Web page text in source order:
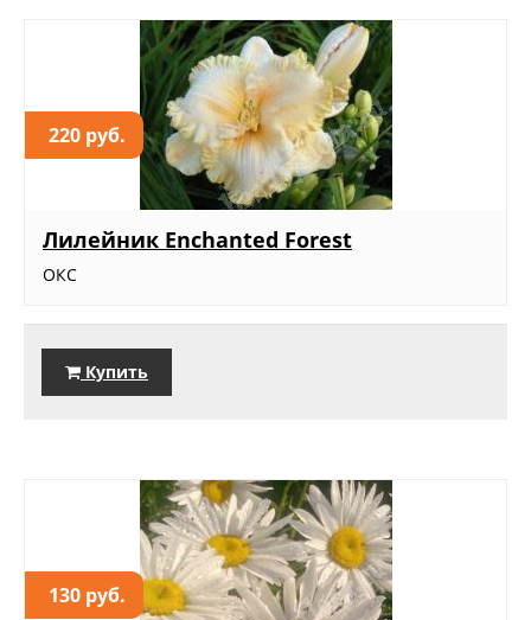
220 руб.
Лилейник Enchanted Forest
ОКС
Купить
130 руб.